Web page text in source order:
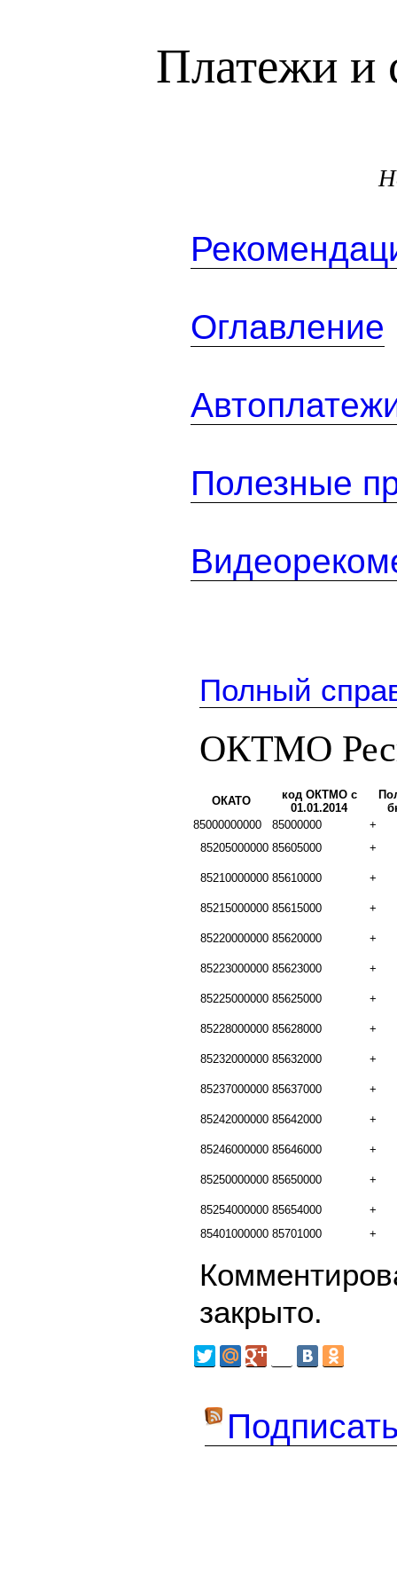
Платежи и
Оглавление
Полезные
Полный
ОКТМО
ОКАТО
код ОКТМО с
01.01.2014
85000000000
85000000
+
85205000000 85605000 +
85210000000 85610000 +
85215000000 85615000 +
85220000000 85620000 +
85223000000 85623000 +
85225000000 85625000 +
85228000000 85628000 +
85232000000 85632000 +
85237000000 85637000 +
85242000000 85642000 +
85246000000 85646000 +
85250000000 85650000 +
85254000000 85654000
+
85401000000 85701000 +
закрыто.